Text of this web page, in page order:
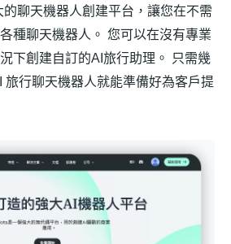
聊天機器人創建平台，讓您在不需
種聊天機器人。 您可以在沒有專業
下創建自訂的AI旅行助理。 只需幾
旅行聊天機器人就能準備好為客戶提